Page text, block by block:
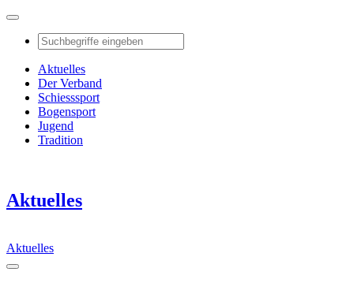
Aktuelles
Der Verband
Schiesssport
Bogensport
Jugend
Tradition
Aktuelles
Aktuelles